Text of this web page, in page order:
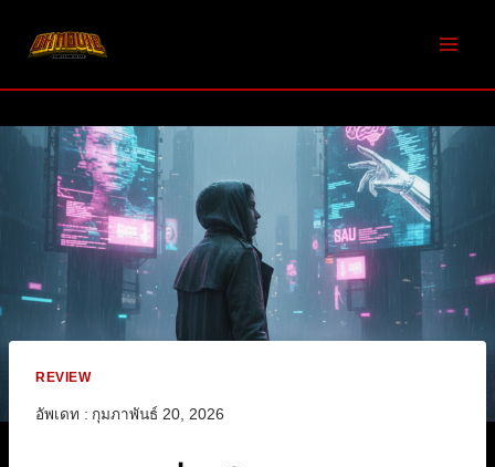
REVIEW
อัพเดท : กุมภาพันธ์ 20, 2026